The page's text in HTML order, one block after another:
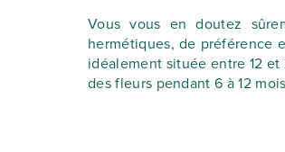
Vous vous en doutez
hermétiques, de préférence
idéalement située entre 12
des fleurs pendant 6 à 12